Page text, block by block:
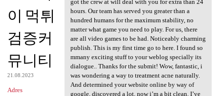
이 먹튀
검증커
뮤니티
21.08.2023
Adres
got the crew at will deal with you for extra than 24
hours. Our team has served you greater than a
hundred humans for the maximum stability, no
matter what game you need to play. For us, there
are all video games to be had. Noticeably charming
publish. This is my first time go to here. I found so
mmany exciting stuff to your weblog specially its
dialogue.. Thanks for the submit! Wow, fantastic, i
was wondering a way to treatment acne naturally.
And determined your website online by way of
google, discovered a lot, now i’m a bit clean. I’ve